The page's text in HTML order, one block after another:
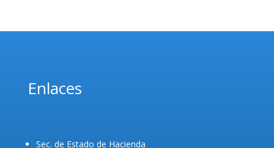
Enlaces
Sec. de Estado de Hacienda